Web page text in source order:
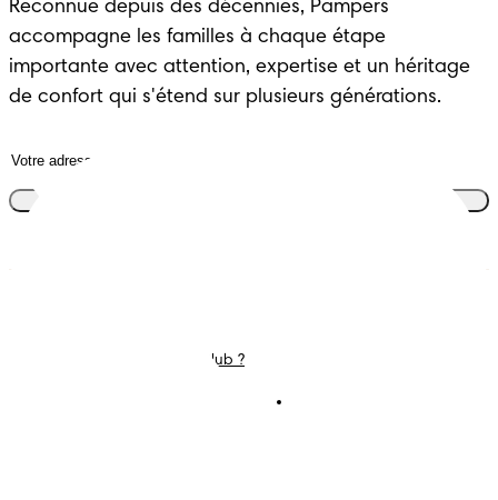
Reconnue depuis des décennies, Pampers
accompagne les familles à chaque étape
importante avec attention, expertise et un héritage
de confort qui s'étend sur plusieurs générations.
C'est Quoi Pampers Club ?